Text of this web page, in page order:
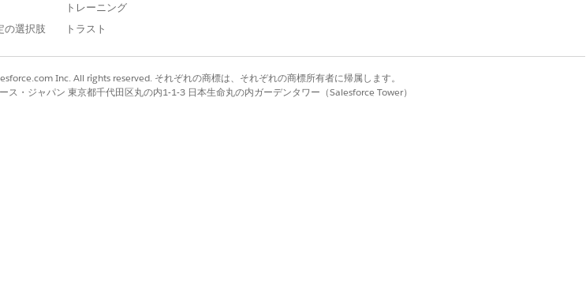
ッシングメールを報告する標準化された方法を従業員に提供します。
報告する標準化された方法を従業員に提供します。
の選択肢
トレーニング
トラスト
Inc. All rights reserved. それぞれの商標は、それぞれの商標所有者に帰属します。
ス・ジャパン 東京都千代田区丸の内1-1-3 日本生命丸の内ガーデンタワー（Salesforce Tower）